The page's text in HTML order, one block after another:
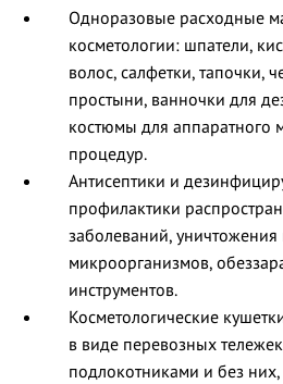
Одноразовые расходные
косметологии: шпатели,
волос, салфетки, тапочки,
простыни, ванночки для
костюмы для аппаратного
процедур.
Антисептики и
профилактики
заболеваний, уничтожения
микроорганизмов,
инструментов.
Косметологические
в виде перевозных
подлокотниками и без